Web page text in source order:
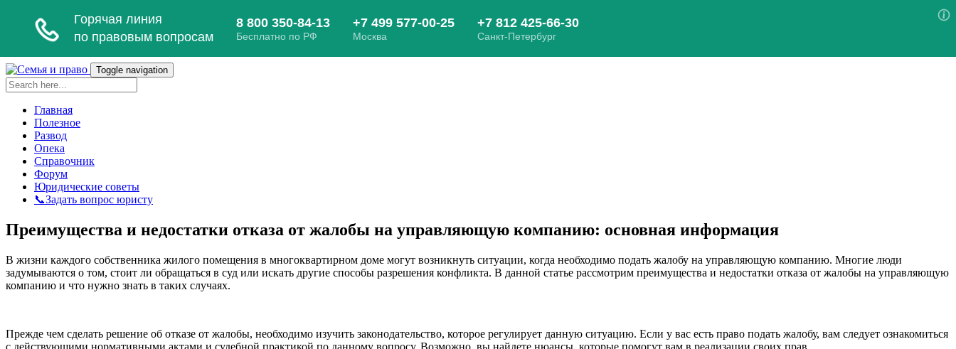
Toggle navigation
Главная
Полезное
Развод
Опека
Справочник
Форум
Юридические советы
📞Задать вопрос юристу
Преимущества и недостатки отказа от жалобы на управляющую компанию: основная информация
В жизни каждого собственника жилого помещения в многоквартирном доме могут возникнуть ситуации, когда необходимо подать жалобу на управляющую компанию. Многие люди
задумываются о том, стоит ли обращаться в суд или искать другие способы разрешения конфликта. В данной статье рассмотрим преимущества и недостатки отказа от жалобы на управляющую
компанию и что нужно знать в таких случаях.
Прежде чем сделать решение об отказе от жалобы, необходимо изучить законодательство, которое регулирует данную ситуацию. Если у вас есть право подать жалобу, вам следует ознакомиться
с действующими нормативными актами и судебной практикой по данному вопросу. Возможно, вы найдете нюансы, которые помогут вам в реализации своих прав.